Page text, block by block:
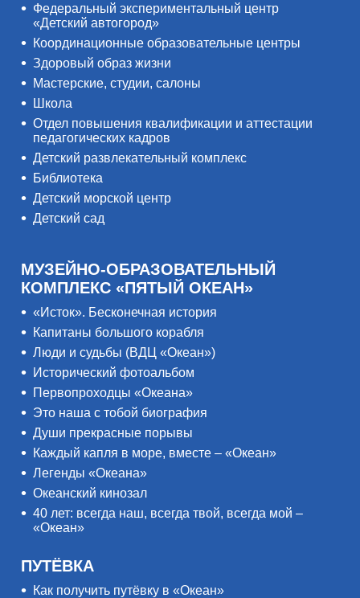
Федеральный экспериментальный центр
«Детский автогород»
Координационные образовательные центры
Здоровый образ жизни
Мастерские, студии, салоны
Школа
Отдел повышения квалификации и аттестации
педагогических кадров
Детский развлекательный комплекс
Библиотека
Детский морской центр
Детский сад
МУЗЕЙНО-ОБРАЗОВАТЕЛЬНЫЙ
КОМПЛЕКС «ПЯТЫЙ ОКЕАН»
«Исток». Бесконечная история
Капитаны большого корабля
Люди и судьбы (ВДЦ «Океан»)
Исторический фотоальбом
Первопроходцы «Океана»
Это наша с тобой биография
Души прекрасные порывы
Каждый капля в море, вместе – «Океан»
Легенды «Океана»
Океанский кинозал
40 лет: всегда наш, всегда твой, всегда мой –
«Океан»
ПУТЁВКА
Как получить путёвку в «Океан»